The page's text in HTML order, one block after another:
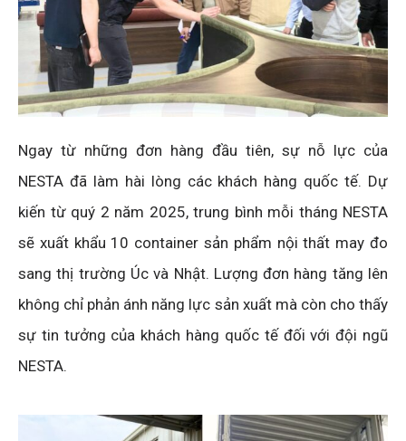
Ngay từ những đơn hàng đầu tiên, sự nỗ lực của
NESTA đã làm hài lòng các khách hàng quốc tế. Dự
kiến từ quý 2 năm 2025, trung bình mỗi tháng NESTA
sẽ xuất khẩu 10 container sản phẩm nội thất may đo
sang thị trường Úc và Nhật. Lượng đơn hàng tăng lên
không chỉ phản ánh năng lực sản xuất mà còn cho thấy
sự tin tưởng của khách hàng quốc tế đối với đội ngũ
NESTA.